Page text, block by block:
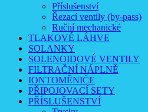
Příslušenství
Řezací ventily (by-pass)
Ruční mechanické
TLAKOVÉ LÁHVE
SOLANKY
SOLENOIDOVÉ VENTILY
FILTRAČNÍ NÁPLNĚ
IONTOMĚNIČE
PŘIPOJOVACÍ SETY
PŘÍSLUŠENSTVÍ